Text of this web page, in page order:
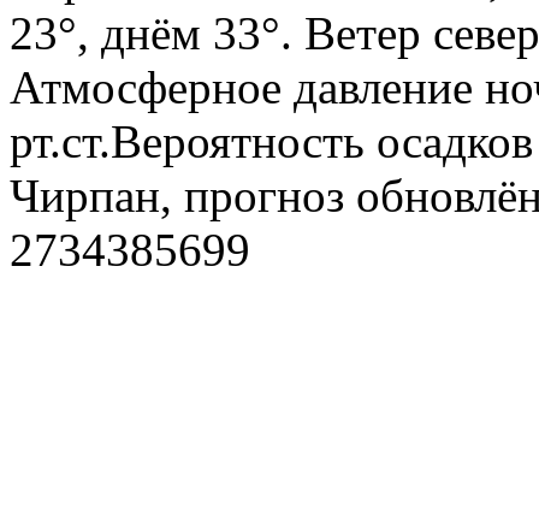
23°, днём 33°. Ветер
Атмосферное давление
рт.ст.Вероятность
Чирпан, прогноз
2734385699